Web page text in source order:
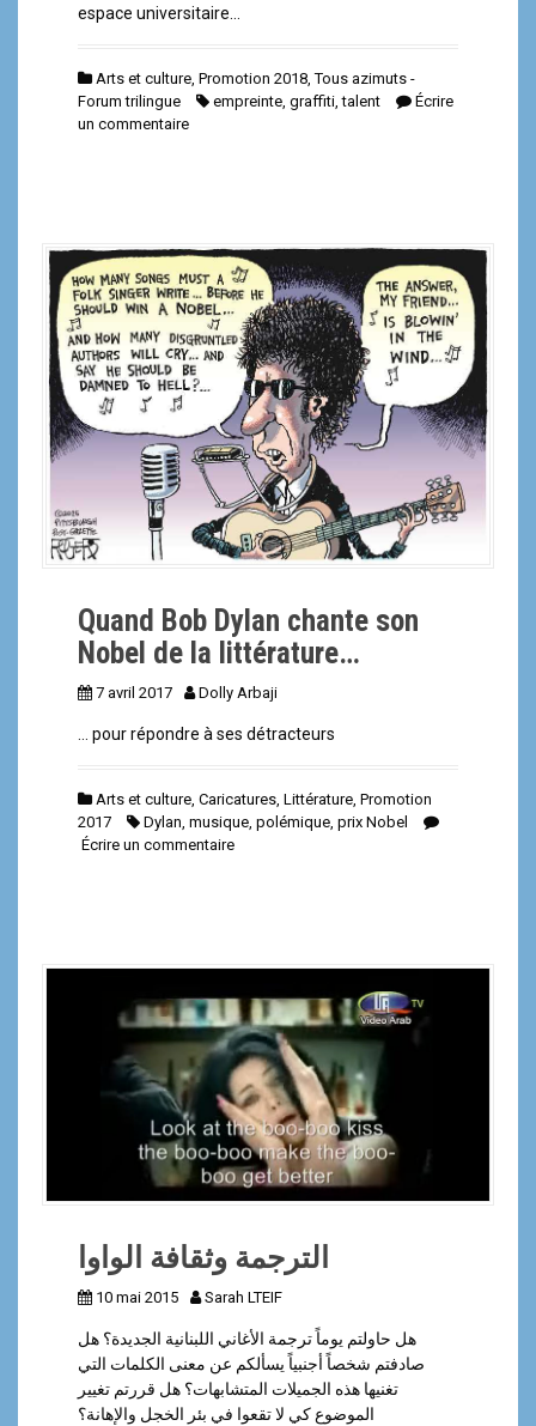
espace universitaire…
Arts et culture, Promotion 2018,Tous azimuts -
Forum trilingue
empreinte, graffiti,talent
Écrire
un commentaire
Quand Bob Dylan chante son
Nobel de la littérature…
7 avril 2017 Dolly Arbaji
… pour répondre à ses détracteurs
Arts et culture Caricatures Littérature Promotion
2017
Dylan musique polémique prix Nobel
Écrire un commentaire
الترجمة وثقافة الواوا
10 mai 2015 Sarah LTEIF
هل حاولتم يوماً ترجمة الأغاني اللبنانية الجديدة؟ هل
صادفتم شخصاً أجنبياً يسألكم عن معنى الكلمات التي
تغنيها هذه الجميلات المتشابهات؟ هل قررتم تغيير
الموضوع كي لا تقعوا في بئر الخجل والإهانة؟